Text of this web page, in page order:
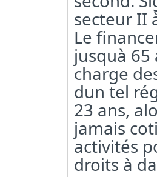
secteur II
Le
jusquà 65
charge
dun tel
23 ans,
jamais
activités
droits à